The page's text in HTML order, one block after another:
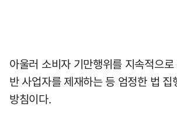
아울러 소비자 기만행위를 지속적으
반 사업자를 제재하는 등 엄정한 법 집
방침이다.